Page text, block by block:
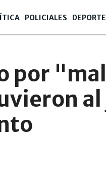
POLICIALES
por "mal
al